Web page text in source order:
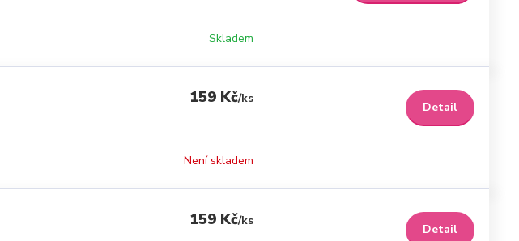
Skladem
159 Kč/ks
Není skladem
Detail
159 Kč/ks
Detail